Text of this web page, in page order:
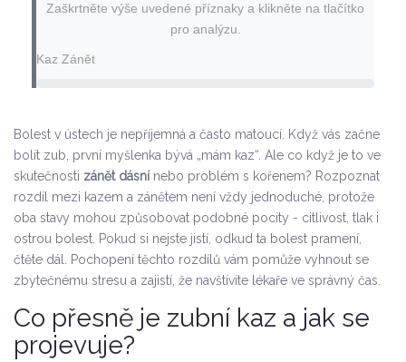
Zaškrtněte výše uvedené příznaky a klikněte na tlačítko
pro analýzu.
Kaz Zánět
Bolest v ústech je nepříjemná a často matoucí. Když vás začne
bolít zub, první myšlenka bývá „mám kaz“. Ale co když je to ve
skutečnosti zánět dásní nebo problém s kořenem? Rozpoznat
rozdíl mezi kazem a zánětem není vždy jednoduché, protože
oba stavy mohou způsobovat podobné pocity - citlivost, tlak i
ostrou bolest. Pokud si nejste jistí, odkud ta bolest pramení,
čtěte dál. Pochopení těchto rozdílů vám pomůže vyhnout se
zbytečnému stresu a zajistí, že navštívíte lékaře ve správný čas.
Co přesně je zubní kaz a jak se
projevuje?